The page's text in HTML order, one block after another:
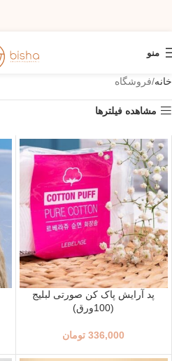
منو
خانه فروشگاه
مشاهده فیلترها
پد آرایش پاک کن صورتی لبلیج
(100ورق)
336,000 تومان